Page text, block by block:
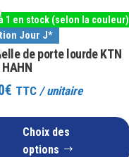
1 en stock (selon la couleur)
Jour J*
de porte lourde KTN
HAHN
€ TTC / unitaire
Choix des
options